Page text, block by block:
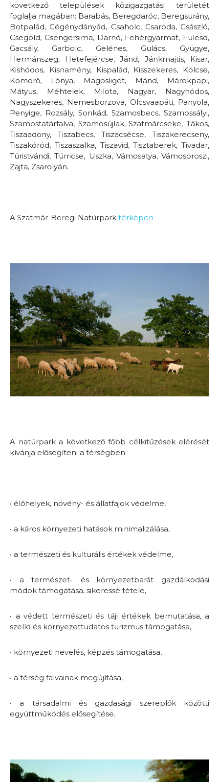
következő települések közigazgatási területét
foglalja magában: Barabás, Beregdaróc, Beregsurány,
Botpalád, Cégénydányád, Csaholc, Csaroda, Császló,
Csegöld, Csengersima, Darnó, Fehérgyarmat, Fülesd,
Gacsály, Garbolc, Gelénes, Gulács, Gyügye,
Hermánszeg, Hetefejércse, Jánd, Jánkmajtis, Kisar,
Kishódos, Kisnamény, Kispalád, Kisszekeres, Kölcse,
Kömörő, Lónya, Magosliget, Mánd, Márokpapi,
Mátyus, Méhtelek, Milota, Nagyar, Nagyhódos,
Nagyszekeres, Nemesborzova, Olcsvaapáti, Panyola,
Penyige, Rozsály, Sonkád, Szamosbecs, Szamossályi,
Szamostatárfalva, Szamosújlak, Szatmárcseke, Tákos,
Tiszaadony, Tiszabecs, Tiszacsécse, Tiszakerecseny,
Tiszakóród, Tiszaszalka, Tiszavid, Tisztaberek, Tivadar,
Túristvándi, Túrricse, Uszka, Vámosatya, Vámosoroszi,
Zajta, Zsarolyán.
A Szatmár-Beregi Natúrpark térképen
A natúrpark a következő főbb célkitűzések elérését
kívánja elősegíteni a térségben:
• élőhelyek, növény- és állatfajok védelme,
• a káros környezeti hatások minimalizálása,
• a természeti és kulturális értékek védelme,
• a természet- és környezetbarát gazdálkodási
módok támogatása, sikeressé tétele,
• a védett természeti és táji értékek bemutatása, a
szelíd és környezettudatos turizmus támogatása,
• környezeti nevelés, képzés támogatása,
• a térség falvainak megújítása,
• a társadalmi és gazdasági szereplők közötti
együttműködés elősegítése.